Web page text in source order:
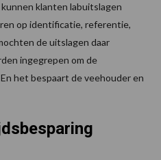
klanten labuitslagen
op identificatie, referentie,
de uitslagen daar
ingegrepen om de
het bespaart de veehouder en